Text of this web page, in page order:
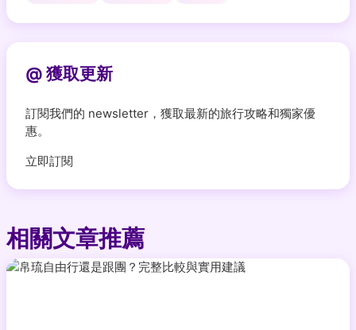
@ 獲取更新
訂閱我們的 newsletter，獲取最新的旅行攻略和獨家優
惠。
立即訂閱
相關文章推薦